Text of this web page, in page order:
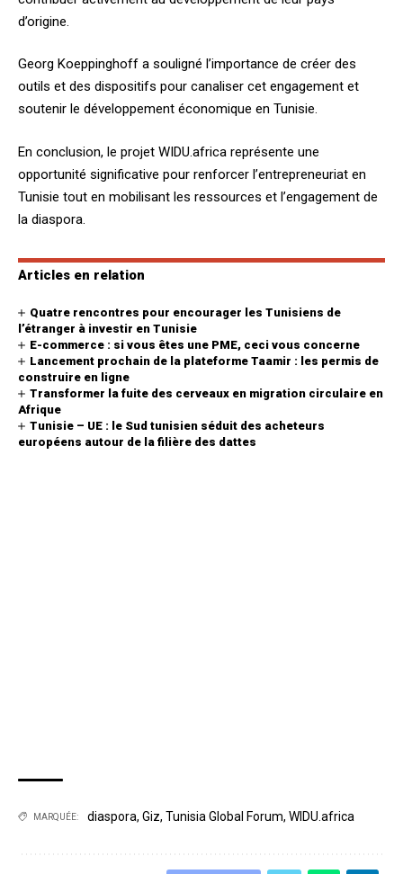
d’origine.
Georg Koeppinghoff a souligné l’importance de créer des
outils et des dispositifs pour canaliser cet engagement et
soutenir le développement économique en Tunisie.
En conclusion, le projet WIDU.africa représente une
opportunité significative pour renforcer l’entrepreneuriat en
Tunisie tout en mobilisant les ressources et l’engagement de
la diaspora.
Articles en relation
Quatre rencontres pour encourager les Tunisiens de
l’étranger à investir en Tunisie
E-commerce : si vous êtes une PME, ceci vous concerne
Lancement prochain de la plateforme Taamir : les permis de
construire en ligne
Transformer la fuite des cerveaux en migration circulaire en
Afrique
Tunisie – UE : le Sud tunisien séduit des acheteurs
européens autour de la filière des dattes
MARQUÉE: diaspora, Giz, Tunisia Global Forum, WIDU.africa